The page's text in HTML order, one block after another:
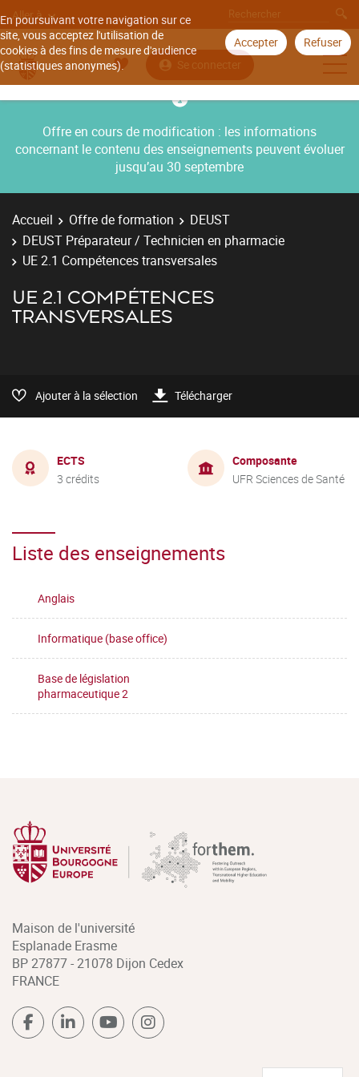
En poursuivant votre navigation sur ce
site, vous acceptez l'utilisation de
cookies à des fins de mesure d'audience
(statistiques anonymes).
Accepter Refuser
Aller à
Se connecter
Offre en cours de modification : les informations
concernant le contenu des enseignements peuvent évoluer
jusqu’au 30 septembre
Accueil Offre de formation
DEUST
DEUST Préparateur / Technicien en pharmacie
UE 2.1 Compétences transversales
UE 2.1 COMPÉTENCES
TRANSVERSALES
Ajouter à la sélection Télécharger
ECTS
3 crédits
Composante
UFR Sciences de Santé
Liste des enseignements
Anglais
Informatique (base office)
Base de législation
pharmaceutique 2
Maison de l'université
Esplanade Erasme
BP 27877 - 21078 Dijon Cedex
FRANCE